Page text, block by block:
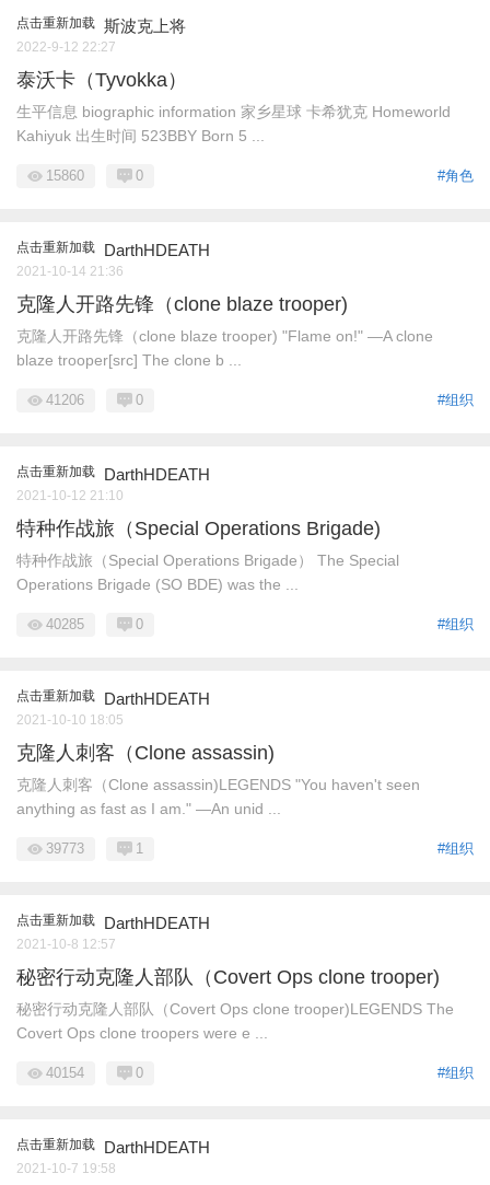
点击重新加载 斯波克上将
2022-9-12 22:27
泰沃卡（Tyvokka）
生平信息 biographic information 家乡星球 卡希犹克 Homeworld
Kahiyuk 出生时间 523BBY Born 5 ...
#角色
15860 0
点击重新加载 DarthHDEATH
2021-10-14 21:36
克隆人开路先锋（clone blaze trooper)
克隆人开路先锋（clone blaze trooper) "Flame on!" ―A clone
blaze trooper[src] The clone b ...
#组织
41206 0
点击重新加载 DarthHDEATH
2021-10-12 21:10
特种作战旅（Special Operations Brigade)
特种作战旅（Special Operations Brigade） The Special
Operations Brigade (SO BDE) was the ...
#组织
40285 0
点击重新加载 DarthHDEATH
2021-10-10 18:05
克隆人刺客（Clone assassin)
克隆人刺客（Clone assassin)LEGENDS "You haven't seen
anything as fast as I am." ―An unid ...
#组织
39773 1
点击重新加载 DarthHDEATH
2021-10-8 12:57
秘密行动克隆人部队（Covert Ops clone trooper)
秘密行动克隆人部队（Covert Ops clone trooper)LEGENDS The
Covert Ops clone troopers were e ...
#组织
40154 0
点击重新加载 DarthHDEATH
2021-10-7 19:58